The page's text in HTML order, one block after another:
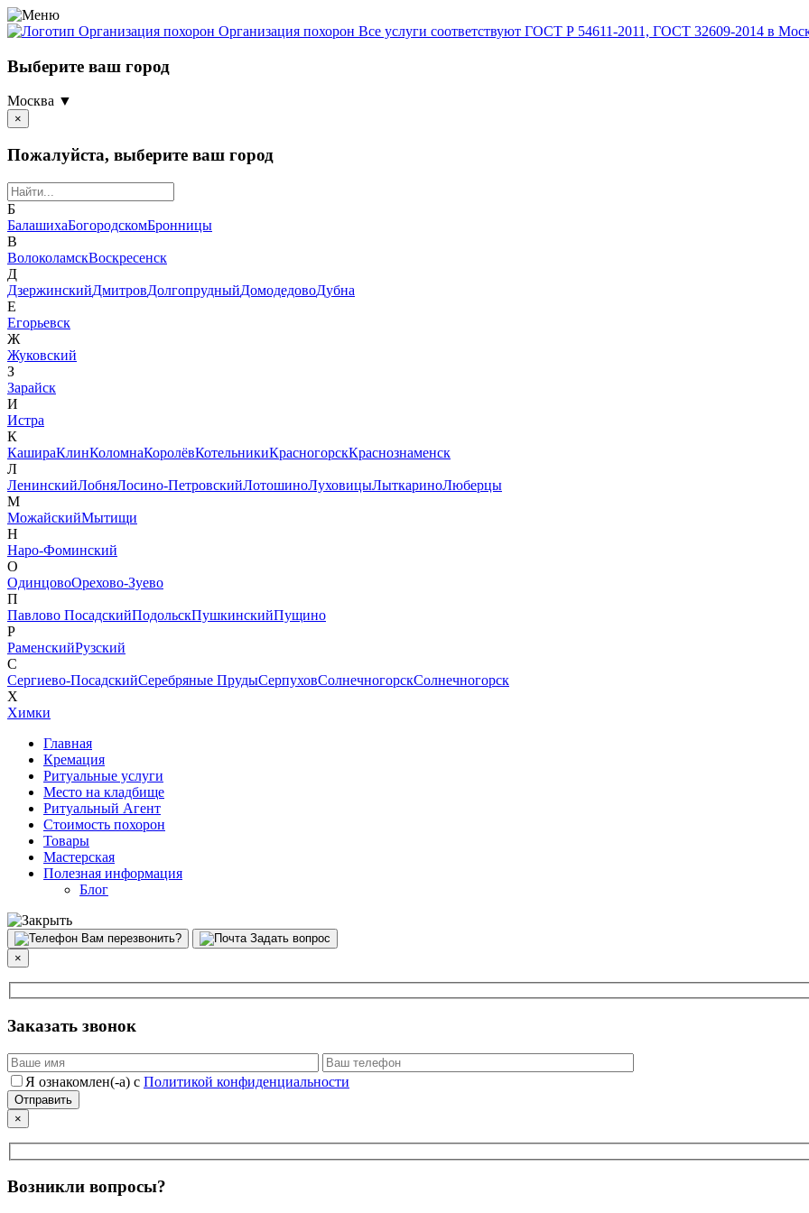
Организация похорон Организация похорон Все услуги соответствуют ГОСТ Р 54611-2011, ГОСТ 32609-2014 в
Выберите ваш город
Москва ▼
×
Пожалуйста, выберите ваш город
Б
БалашихаБогородскомБронницы
В
ВолоколамскВоскресенск
Д
ДзержинскийДмитровДолгопрудныйДомодедовоДубна
Е
Егорьевск
Ж
Жуковский
З
Зарайск
И
Истра
К
КашираКлинКоломнаКоролёвКотельникиКрасногорскКраснознаменск
Л
ЛенинскийЛобняЛосино-ПетровскийЛотошиноЛуховицыЛыткариноЛюберцы
М
МожайскийМытищи
Н
Наро-Фоминский
О
ОдинцовоОрехово-Зуево
П
Павлово ПосадскийПодольскПушкинскийПущино
Р
РаменскийРузский
С
Сергиево-ПосадскийСеребряные ПрудыСерпуховСолнечногорскСолнечногорск
Х
Химки
Главная
Кремация
Ритуальные услуги
Место на кладбище
Ритуальный Агент
Стоимость похорон
Товары
Мастерская
Полезная информация
Блог
Вам перезвонить?
Задать вопрос
×
Заказать звонок
Я ознакомлен(-а) с Политикой конфиденциальности
×
Возникли вопросы?